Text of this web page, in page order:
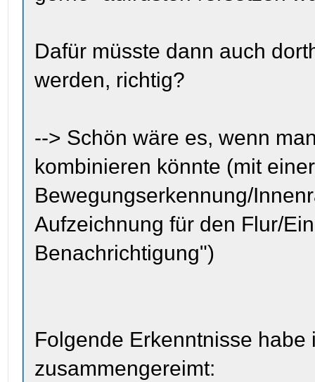
Dafür müsste dann auch
werden, richtig?
--> Schön wäre es, wenn
kombinieren könnte (mit einer
Bewegungserkennung/
Aufzeichnung für den Flur/
Benachrichtigung")
Folgende Erkenntnisse
zusammengereimt: